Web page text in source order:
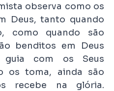
observa como os
Deus, tanto quando
como quando são
benditos em Deus
com os Seus
os toma, ainda são
recebe na glória.